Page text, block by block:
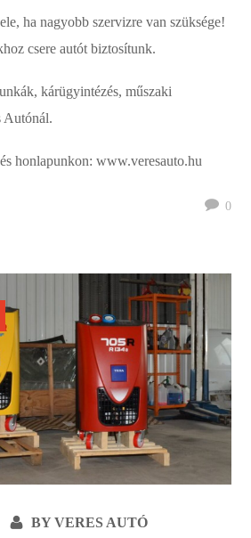
ha nagyobb szervizre van szüksége!
csere autót biztosítunk.
kárügyintézés, műszaki
Autónál.
honlapunkon: www.veresauto.hu
0
BYVERES AUTÓ